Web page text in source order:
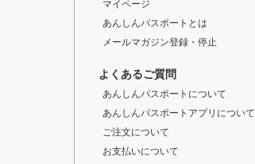
マイページ
あんしんパスポートとは
メールマガジン登録・停止
よくあるご質問
あんしんパスポートについて
あんしんパスポートアプリについて
ご注文について
お支払いについて